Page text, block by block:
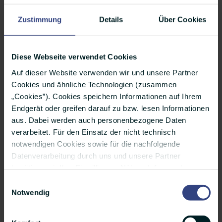
Zustimmung Details Über Cookies
Diese Webseite verwendet Cookies
Auf dieser Website verwenden wir und unsere Partner
Cookies und ähnliche Technologien (zusammen
„Cookies”). Cookies speichern Informationen auf Ihrem
Endgerät oder greifen darauf zu bzw. lesen Informationen
aus. Dabei werden auch personenbezogene Daten
verarbeitet. Für den Einsatz der nicht technisch
notwendigen Cookies sowie für die nachfolgende
Datenverarbeitung durch uns und unsere Partner
Partnern und einer möglichen Datenübermittlung in
Länder außerhalb der Europäischen Union finden Sie
unter „Details”. Ihre Auswahl können Sie jederzeit über
Notwendig
trägt. Also: anziehen, knipsen, posten, freuen.
13. Februar: Welt-Radio-Tag
Man kann einen Tweet nicht im Radio hören,
aber auf Twitter übers Radio tweeten. Das wohl
unverwüstlichste aller Massenmedien ist auf
jeden Fall einen Post wert. #dasbestevonheute